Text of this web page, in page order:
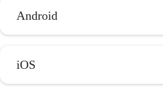
Android
iOS